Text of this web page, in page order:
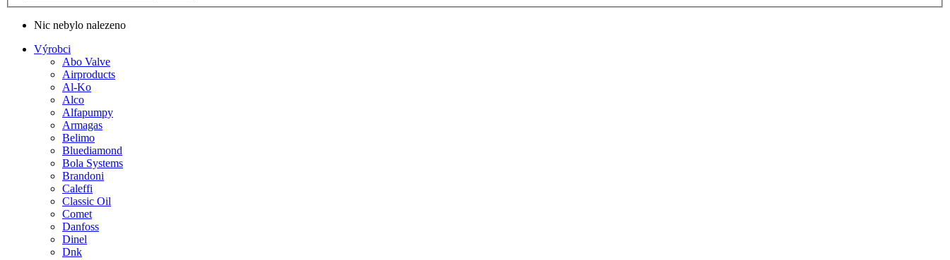
Nic nebylo nalezeno
Výrobci
Abo Valve
Airproducts
Al-Ko
Alco
Alfapumpy
Armagas
Belimo
Bluediamond
Bola Systems
Brandoni
Caleffi
Classic Oil
Comet
Danfoss
Dinel
Dnk